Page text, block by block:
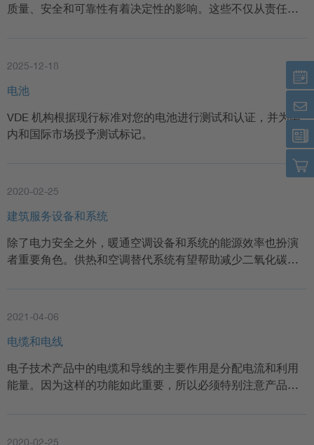
质量、安全和可靠性有着决定性的影响。这些不仅从责任…
2025-12-18
电池
VDE 机构根据现行标准对您的电池进行测试和认证，并为国
内和国际市场授予测试标记。
2020-02-25
建筑服务设备和系统
除了电力安全之外，暖通空调设备和系统的能源效率也扮演
者重要角色。供热和空调替代系统有望帮助减少二氧化碳…
2021-04-06
电缆和电线
电子技术产品中的电缆和导线的主要作用是分配电流和利用
能量。因为这样的功能如此重要，所以必须特别注意产品…
2020-02-25